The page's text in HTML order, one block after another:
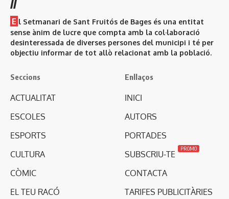
E l Setmanari de Sant Fruitós de Bages és una entitat
sense ànim de lucre que compta amb la col·laboració
desinteressada de diverses persones del municipi i té per
objectiu informar de tot allò relacionat amb la població.
Seccions
ACTUALITAT
ESCOLES
ESPORTS
CULTURA
CÒMIC
EL TEU RACÓ
Enllaços
INICI
AUTORS
PORTADES
SUBSCRIU-TE
PROMO
CONTACTA
TARIFES PUBLICITÀRIES